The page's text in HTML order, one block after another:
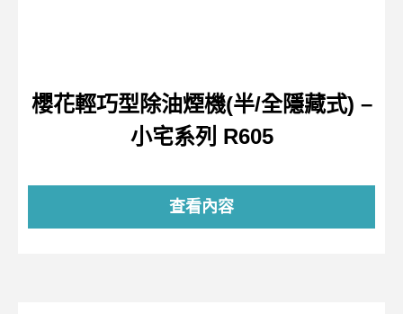
櫻花輕巧型除油煙機(半/全隱藏式) –
小宅系列 R605
查看內容